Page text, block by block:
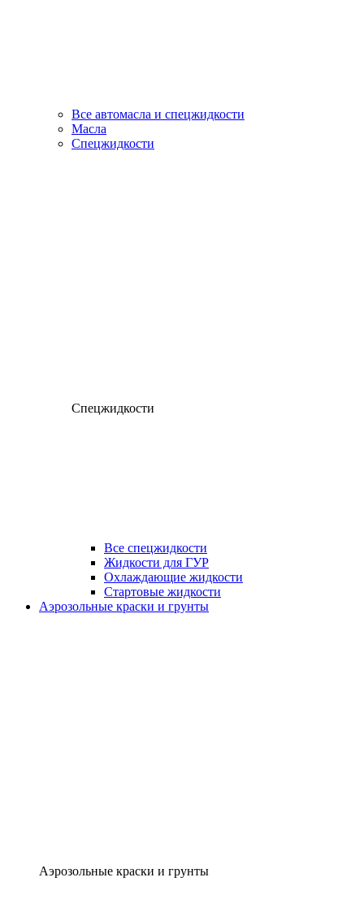
Все автомасла и спецжидкости
Масла
Спецжидкости
Спецжидкости
Все спецжидкости
Жидкости для ГУР
Охлаждающие жидкости
Стартовые жидкости
Аэрозольные краски и грунты
Аэрозольные краски и грунты